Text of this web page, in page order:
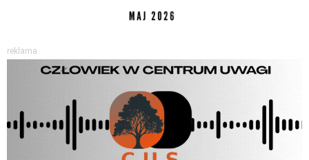
reklama